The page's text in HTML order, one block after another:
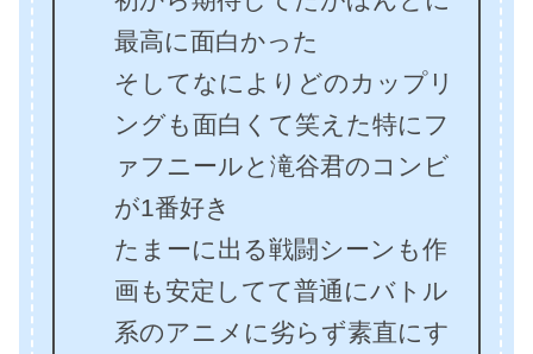
最高に面白かった
そしてなによりどのカップリ
ングも面白くて笑えた特にフ
ァフニールと滝谷君のコンビ
が1番好き
たまーに出る戦闘シーンも作
画も安定してて普通にバトル
系のアニメに劣らず素直にす